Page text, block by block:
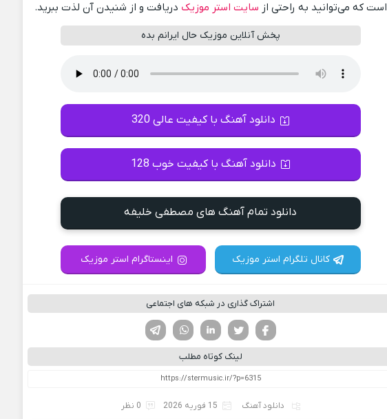
است که می‌توانید به راحتی از سایت استر موزیک دریافت و از شنیدن آن لذت ببرید.
پخش آنلاین موزیک حال ایرانم بده
دانلود آهنگ با کیفیت عالی 320
دانلود آهنگ با کیفیت خوب 128
دانلود تمام آهنگ های مصطفی خلیفه
کانال تلگرام استر موزیک اینستاگرام استر موزیک
اشتراک گذاری در شبکه های اجتماعی
لینکدین تویتر
فیسوک
لینک کوتاه مطلب
دانلود آهنگ 15 فوریه 2026 0 نظر